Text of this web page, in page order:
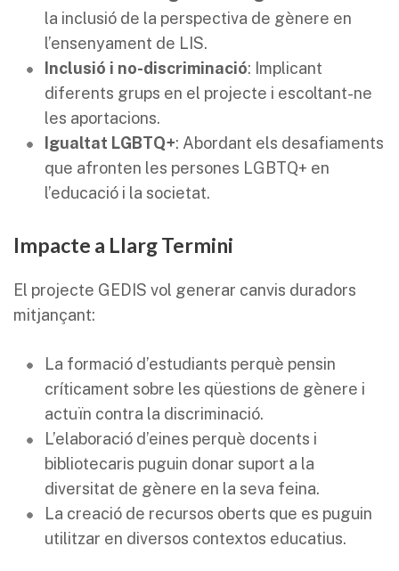
la inclusió de la perspectiva de gènere en
l’ensenyament de LIS.
Inclusió i no-discriminació: Implicant
diferents grups en el projecte i escoltant-ne
les aportacions.
Igualtat LGBTQ+: Abordant els desafiaments
que afronten les persones LGBTQ+ en
l’educació i la societat.
Impacte a Llarg Termini
El projecte GEDIS vol generar canvis duradors
mitjançant:
La formació d’estudiants perquè pensin
críticament sobre les qüestions de gènere i
actuïn contra la discriminació.
L’elaboració d’eines perquè docents i
bibliotecaris puguin donar suport a la
diversitat de gènere en la seva feina.
La creació de recursos oberts que es puguin
utilitzar en diversos contextos educatius.